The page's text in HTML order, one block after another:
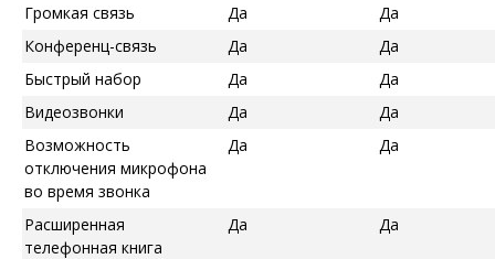
Громкая связь
Да
Да
Конференц-связь
Да
Да
Быстрый набор
Да
Да
Видеозвонки
Да
Да
Возможность
отключения микрофона
во время звонка
Да Да
Расширенная
телефонная книга
Да Да